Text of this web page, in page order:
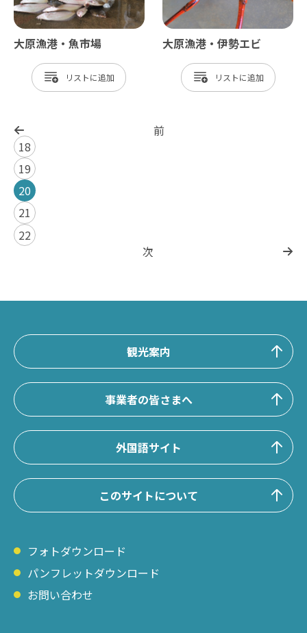
大原漁港・魚市場
リスト
大原漁港・伊勢エビ
リスト
前
18
19
20
21
22
次
観光案内
事業者の皆さまへ
外国語サイト
このサイトについて
フォトダウンロード
パンフレットダウンロード
お問い合わせ